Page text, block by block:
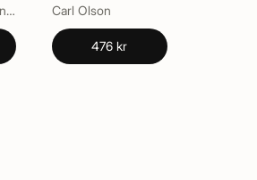
John Anthony Dunne, Kris Song
Carl Olson
476 kr